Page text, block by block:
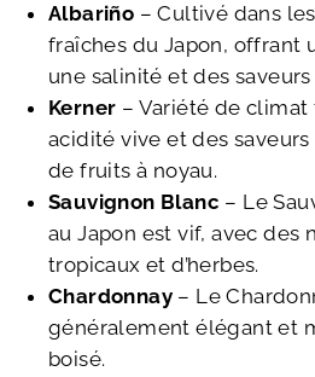
Albariño – Cultivé dans
fraîches du Japon, offrant
une salinité et des
Kerner – Variété de climat
acidité vive et des
de fruits à noyau.
Sauvignon Blanc – Le
au Japon est vif, avec des
tropicaux et d’herbes.
Chardonnay – Le
généralement élégant et
boisé.